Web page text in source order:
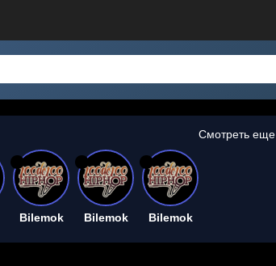
Смотреть еще
Bilemok Bilemok Bilemok